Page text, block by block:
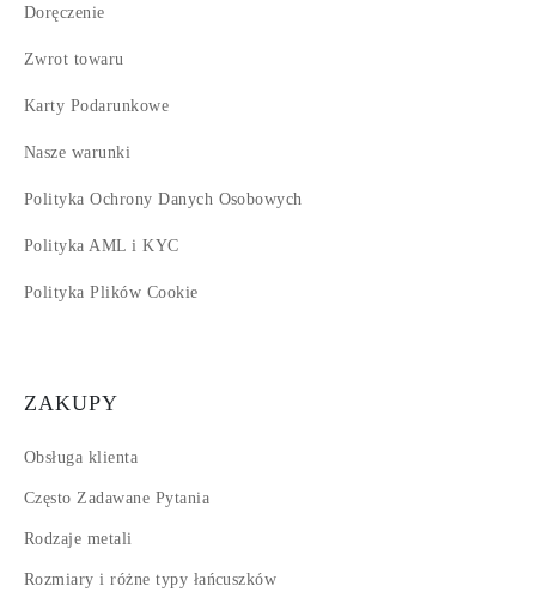
Doręczenie
Zwrot towaru
Karty Podarunkowe
Nasze warunki
Polityka Ochrony Danych Osobowych
Polityka AML i KYC
Polityka Plików Cookie
ZAKUPY
Obsługa klienta
Często Zadawane Pytania
Rodzaje metali
Rozmiary i różne typy łańcuszków